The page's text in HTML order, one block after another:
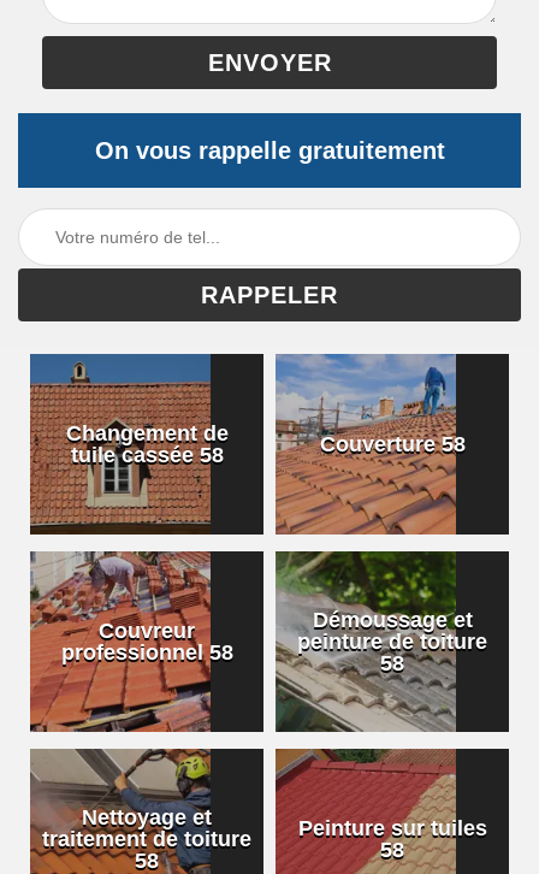
On vous rappelle gratuitement
Changement de
tuile cassée 58
Couverture 58
Couvreur
professionnel 58
Démoussage et
peinture de toiture
58
Nettoyage et
traitement de toiture
58
Peinture sur tuiles
58